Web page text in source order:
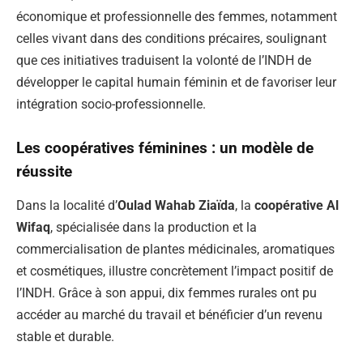
économique et professionnelle des femmes, notamment
celles vivant dans des conditions précaires, soulignant
que ces initiatives traduisent la volonté de l’INDH de
développer le capital humain féminin et de favoriser leur
intégration socio-professionnelle.
Les coopératives féminines : un modèle de
réussite
Dans la localité d’Oulad Wahab Ziaïda, la coopérative Al
Wifaq, spécialisée dans la production et la
commercialisation de plantes médicinales, aromatiques
et cosmétiques, illustre concrètement l’impact positif de
l’INDH. Grâce à son appui, dix femmes rurales ont pu
accéder au marché du travail et bénéficier d’un revenu
stable et durable.